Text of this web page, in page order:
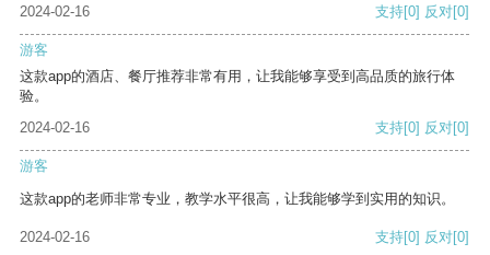
2024-02-16 支持[0] 反对[0]
游客
这款app的酒店、餐厅推荐非常有用，让我能够享受到高品质的旅行体
验。
2024-02-16
支持[0] 反对[0]
游客
这款app的老师非常专业，教学水平很高，让我能够学到实用的知识。
2024-02-16 支持[0] 反对[0]